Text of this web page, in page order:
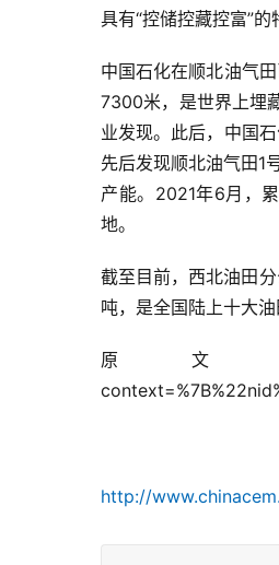
具有“控储控藏控富”的
中国石化在顺北油气
7300米，是世界上埋
业发现。此后，中国
先后发现顺北油气田1
产能。2021年6月，
地。
截至目前，西北油田
吨，是全国陆上十大油
原文链接：
http://